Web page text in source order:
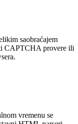
saobraćajem
CAPTCHA provere ili
vremenu se